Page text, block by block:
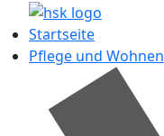
Startseite
Pflege und Wohnen